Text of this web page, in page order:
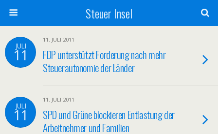
Steuer Insel
JULI
11
11. JULI 2011
FDP unterstützt Forderung nach mehr
Steuerautonomie der Länder
JULI
11
11. JULI 2011
SPD und Grüne blockieren Entlastung der
Arbeitnehmer und Familien